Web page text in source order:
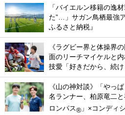
「バイエルン移籍の逸
た”…」サガン鳥栖最強
ふるさと納税』
《ラグビー界と体操界
面のリーチマイケルと
技愛「好きだから、続け
《山の神対談》「やっ
名ランナー、柏原竜二
ロンパス® 」×コンディ